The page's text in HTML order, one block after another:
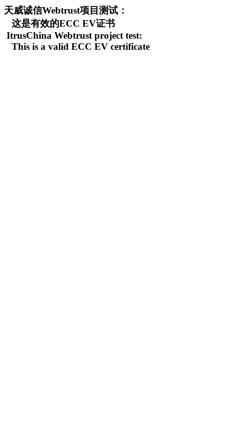
天威诚信Webtrust项目测试：
这是有效的ECC EV证书
ItrusChina Webtrust project test:
This is a valid ECC EV certificate